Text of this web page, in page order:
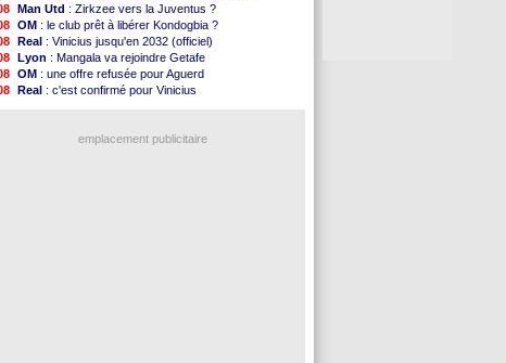
Man Utd : Zirkzee vers la Juventus ?
OM : le club prêt à libérer Kondogbia ?
Real : Vinicius jusqu'en 2032 (officiel)
Lyon : Mangala va rejoindre Getafe
OM : une offre refusée pour Aguerd
Real : c'est confirmé pour Vinicius
: une offre pour Bulka
emplacement publicitaire